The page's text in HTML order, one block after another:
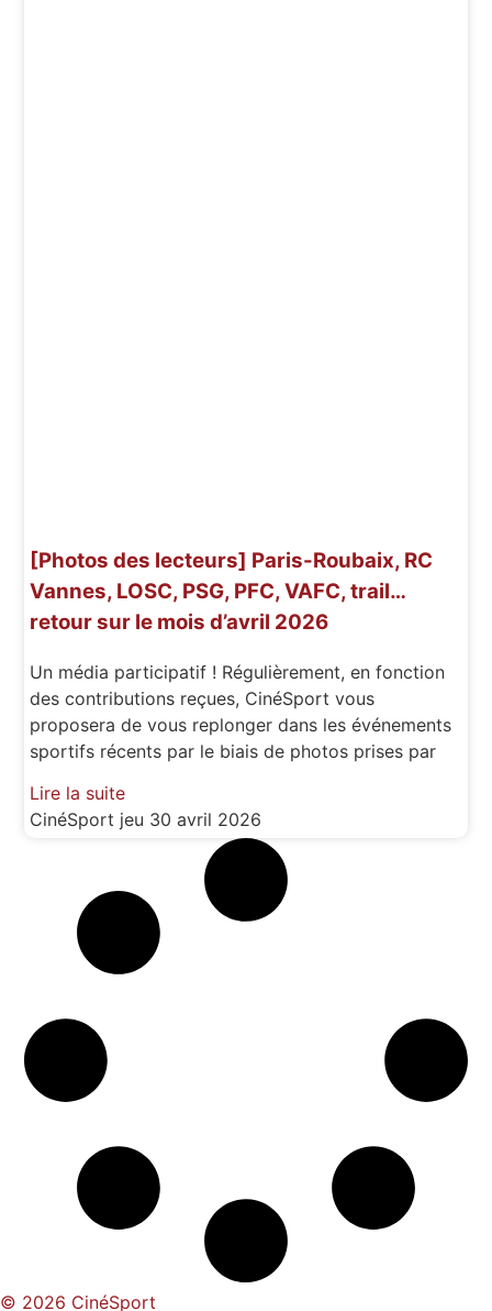
[Photos des lecteurs] Paris-Roubaix, RC
Vannes, LOSC, PSG, PFC, VAFC, trail…
retour sur le mois d’avril 2026
Un média participatif ! Régulièrement, en fonction
des contributions reçues, CinéSport vous
proposera de vous replonger dans les événements
sportifs récents par le biais de photos prises par
Lire la suite
CinéSport jeu 30 avril 2026
© 2026 CinéSport